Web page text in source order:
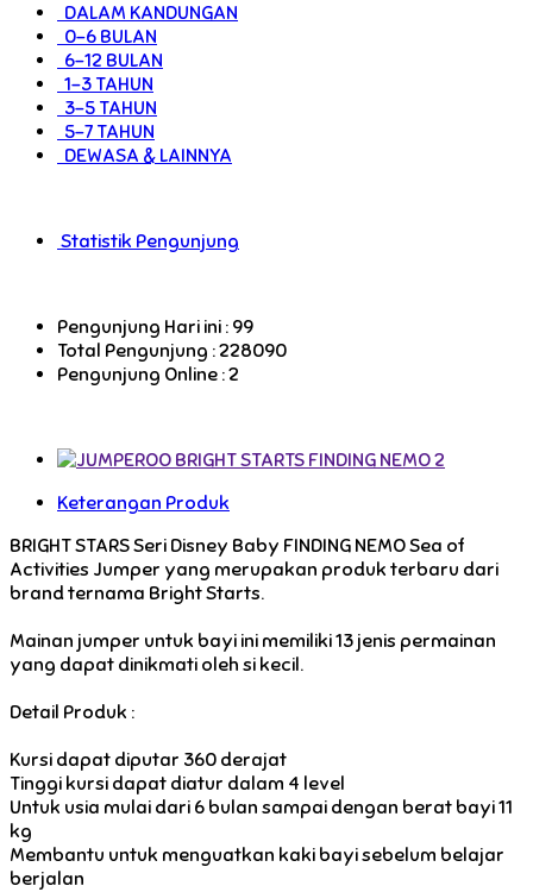
DALAM KANDUNGAN
0-6 BULAN
6-12 BULAN
1-3 TAHUN
3-5 TAHUN
5-7 TAHUN
DEWASA & LAINNYA
Statistik Pengunjung
Pengunjung Hari ini : 99
Total Pengunjung : 228090
Pengunjung Online : 2
Keterangan Produk
BRIGHT STARS Seri Disney Baby FINDING NEMO Sea of
Activities Jumper yang merupakan produk terbaru dari
brand ternama Bright Starts.
Mainan jumper untuk bayi ini memiliki 13 jenis permainan
yang dapat dinikmati oleh si kecil.
Detail Produk :
Kursi dapat diputar 360 derajat
Tinggi kursi dapat diatur dalam 4 level
Untuk usia mulai dari 6 bulan sampai dengan berat bayi 11
kg
Membantu untuk menguatkan kaki bayi sebelum belajar
berjalan